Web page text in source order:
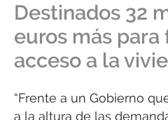
Destinados 32
euros más para
acceso a la
“Frente a un Gobierno
a la altura de las